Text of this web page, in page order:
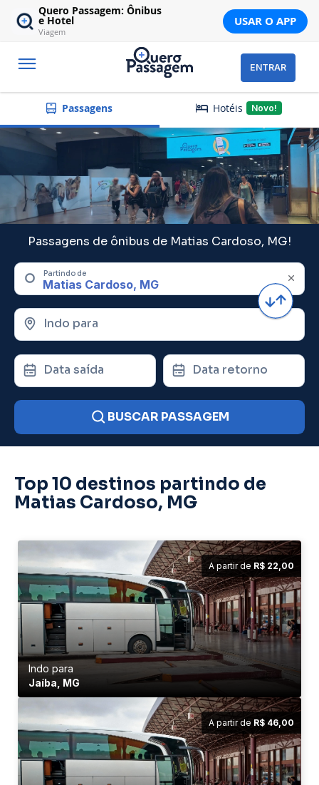
Quero Passagem: Ônibus
e Hotel
Viagem
USAR O APP
ENTRAR
Passagens Hotéis Novo!
Passagens de ônibus de Matias Cardoso, MG!
Partindo de
Indo para
Data saída Data retorno
BUSCAR PASSAGEM
Top 10 destinos partindo de
Matias Cardoso, MG
A partir de R$ 22,00
Indo para
Jaíba, MG
A partir de R$ 46,00